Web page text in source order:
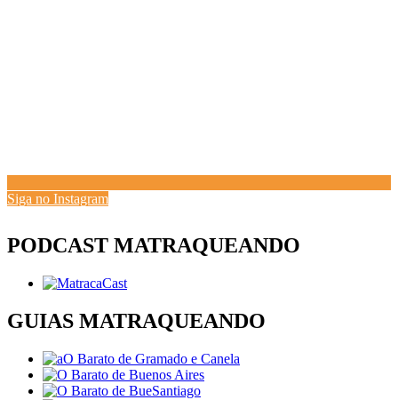
Siga no Instagram
PODCAST MATRAQUEANDO
GUIAS MATRAQUEANDO